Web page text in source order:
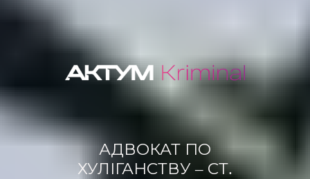
АДВОКАТ ПО
ХУЛІГАНСТВУ – СТ.